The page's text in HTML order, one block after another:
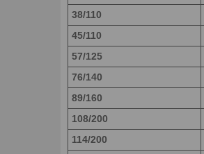
38/110
45/110
57/125
76/140
89/160
108/200
114/200